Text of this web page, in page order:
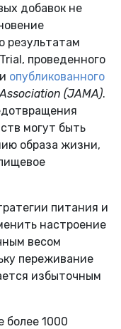
добавок не
результатам
проведенного
опубликованного
(JAMA).
могут быть
образа жизни,
питания и
настроение
весом
переживание
избыточным
более 1000